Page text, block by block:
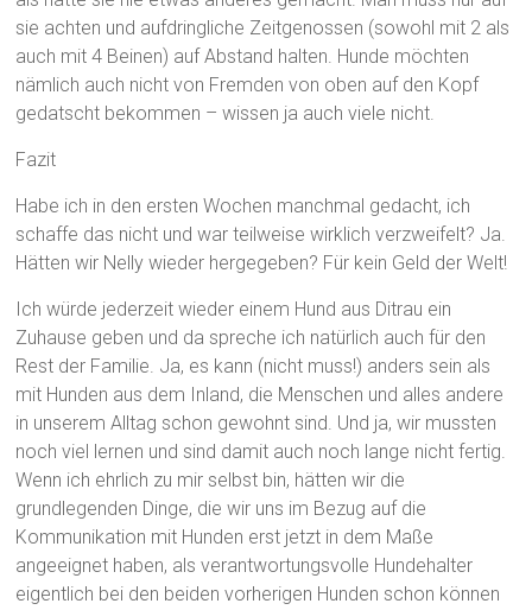
sie achten und aufdringliche Zeitgenossen (sowohl mit 2 als
auch mit 4 Beinen) auf Abstand halten. Hunde möchten
nämlich auch nicht von Fremden von oben auf den Kopf
gedatscht bekommen – wissen ja auch viele nicht.
Fazit
Habe ich in den ersten Wochen manchmal gedacht, ich
schaffe das nicht und war teilweise wirklich verzweifelt? Ja.
Hätten wir Nelly wieder hergegeben? Für kein Geld der Welt!
Ich würde jederzeit wieder einem Hund aus Ditrau ein
Zuhause geben und da spreche ich natürlich auch für den
Rest der Familie. Ja, es kann (nicht muss!) anders sein als
mit Hunden aus dem Inland, die Menschen und alles andere
in unserem Alltag schon gewohnt sind. Und ja, wir mussten
noch viel lernen und sind damit auch noch lange nicht fertig.
Wenn ich ehrlich zu mir selbst bin, hätten wir die
grundlegenden Dinge, die wir uns im Bezug auf die
Kommunikation mit Hunden erst jetzt in dem Maße
angeeignet haben, als verantwortungsvolle Hundehalter
eigentlich bei den beiden vorherigen Hunden schon können